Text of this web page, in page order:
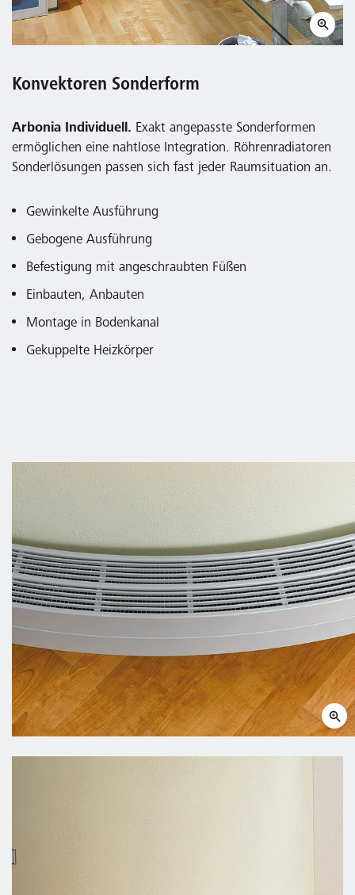
Konvektoren Sonderform
Arbonia Individuell. Exakt angepasste Sonderformen
ermöglichen eine nahtlose Integration. Röhrenradiatoren
Sonderlösungen passen sich fast jeder Raumsituation an.
Gewinkelte Ausführung
Gebogene Ausführung
Befestigung mit angeschraubten Füßen
Einbauten, Anbauten
Montage in Bodenkanal
Gekuppelte Heizkörper